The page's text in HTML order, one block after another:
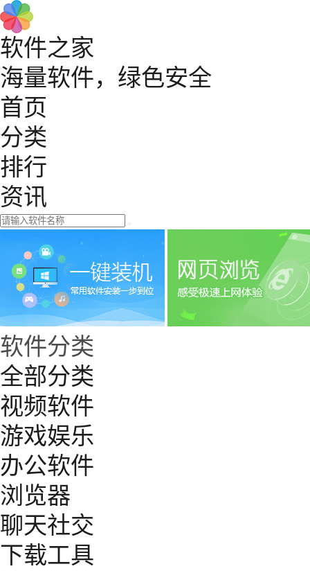
软件之家
海量软件，绿色安全
首页
分类
排行
资讯
软件分类
全部分类
视频软件
游戏娱乐
办公软件
浏览器
聊天社交
下载工具